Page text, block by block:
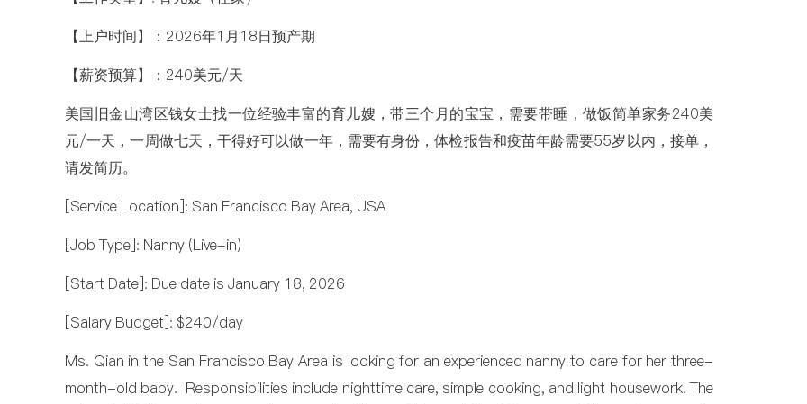
【上户时间】：2026年1月18日预产期
【薪资预算】：240美元/天
美国旧金山湾区钱女士找一位经验丰富的育儿嫂，带三个月的宝宝，需要带睡，做饭简单家务240美
元/一天，一周做七天，干得好可以做一年，需要有身份，体检报告和疫苗年龄需要55岁以内，接单，
请发简历。
[Service Location]: San Francisco Bay Area, USA
[Job Type]: Nanny (Live-in)
[Start Date]: Due date is January 18, 2026
[Salary Budget]: $240/day
Ms. Qian in the San Francisco Bay Area is looking for an experienced nanny to care for her three-
month-old baby. Responsibilities include nighttime care, simple cooking, and light housework. The